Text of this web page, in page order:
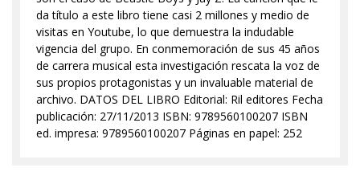
da título a este libro tiene casi 2 millones y medio de
visitas en Youtube, lo que demuestra la indudable
vigencia del grupo. En conmemoración de sus 45 años
de carrera musical esta investigación rescata la voz de
sus propios protagonistas y un invaluable material de
archivo. DATOS DEL LIBRO Editorial: Ril editores Fecha
publicación: 27/11/2013 ISBN: 9789560100207 ISBN
ed. impresa: 9789560100207 Páginas en papel: 252